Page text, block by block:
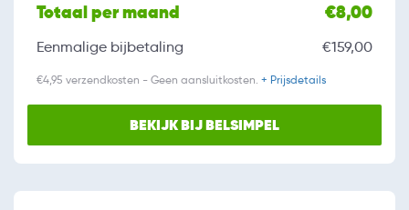
Totaal per maand €8,00
Eenmalige bijbetaling €159,00
€4,95 verzendkosten - Geen aansluitkosten. + Prijsdetails
BEKIJK BIJ BELSIMPEL